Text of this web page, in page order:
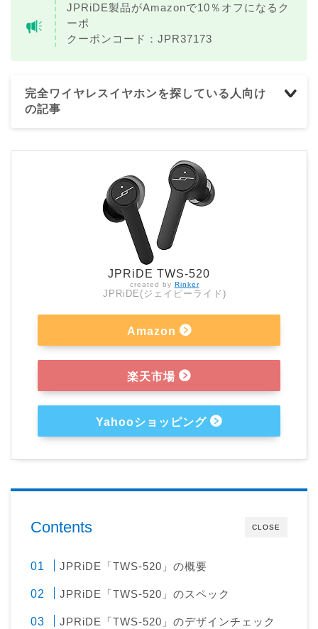
JPRiDE製品がAmazonで10％オフになるク
ーポ
クーポンコード：JPR37173
完全ワイヤレスイヤホンを探している人向け
の記事
JPRiDE TWS-520
created by Rinker
JPRiDE(ジェイピーライド)
Amazon
楽天市場
Yahooショッピング
CLOSE
Contents
JPRiDE「TWS-520」の概要
JPRiDE「TWS-520」のスペック
JPRiDE「TWS-520」のデザインチェック